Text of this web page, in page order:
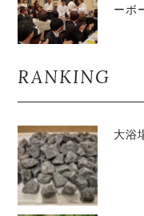
ーボ
RANKING
大浴